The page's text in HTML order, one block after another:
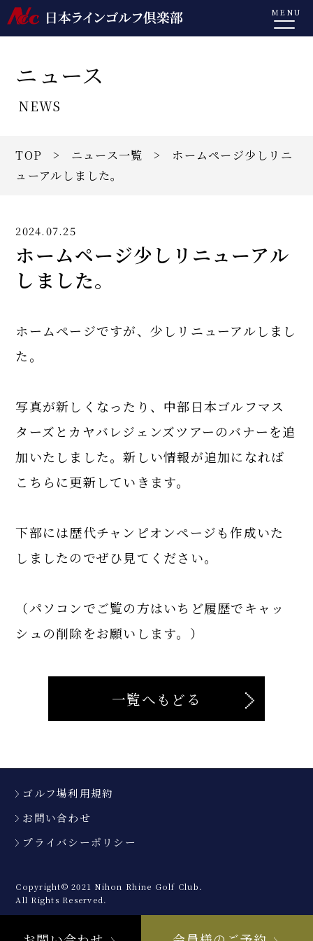
MENU
ニュース
NEWS
TOP > ニュース一覧 > ホームページ少しリニ
ューアルしました。
2024.07.25
ホームページ少しリニューアル
しました。
ホームページですが、少しリニューアルしまし
た。
写真が新しくなったり、中部日本ゴルフマス
ターズとカヤバレジェンズツアーのバナーを追
加いたしました。新しい情報が追加になれば
こちらに更新していきます。
下部には歴代チャンピオンページも作成いた
しましたのでぜひ見てください。
（パソコンでご覧の方はいちど履歴でキャッ
シュの削除をお願いします。）
一覧へもどる
ゴルフ場利用規約
お問い合わせ
プライバシーポリシー
Copyright© 2021 Nihon Rhine Golf Club.
All Rights Reserved.